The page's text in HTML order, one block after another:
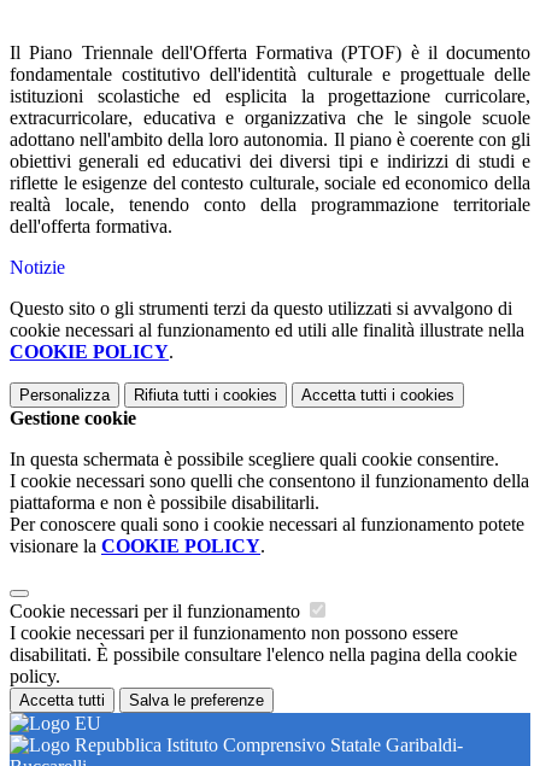
Il Piano Triennale dell'Offerta Formativa (PTOF) è il documento
fondamentale costitutivo dell'identità culturale e progettuale delle
istituzioni scolastiche ed esplicita la progettazione curricolare,
extracurricolare, educativa e organizzativa che le singole scuole
adottano nell'ambito della loro autonomia. Il piano è coerente con gli
obiettivi generali ed educativi dei diversi tipi e indirizzi di studi e
riflette le esigenze del contesto culturale, sociale ed economico della
realtà locale, tenendo conto della programmazione territoriale
dell'offerta formativa.
Notizie
Questo sito o gli strumenti terzi da questo utilizzati si avvalgono di
cookie necessari al funzionamento ed utili alle finalità illustrate nella
COOKIE POLICY.
Personalizza Rifiuta tutti i cookies Accetta tutti i cookies
Gestione cookie
In questa schermata è possibile scegliere quali cookie consentire.
I cookie necessari sono quelli che consentono il funzionamento della
piattaforma e non è possibile disabilitarli.
Per conoscere quali sono i cookie necessari al funzionamento potete
visionare la COOKIE POLICY.
Cookie necessari per il funzionamento
I cookie necessari per il funzionamento non possono essere
disabilitati. È possibile consultare l'elenco nella pagina della cookie
policy.
Accetta tutti Salva le preferenze
Istituto Comprensivo Statale Garibaldi-